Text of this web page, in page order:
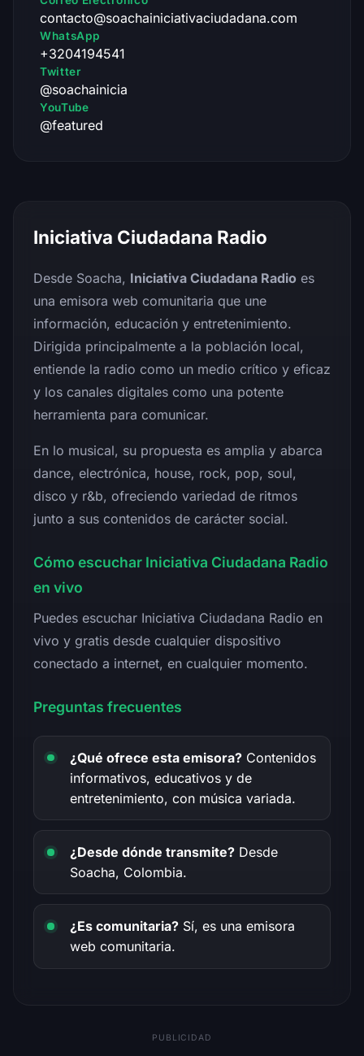
contacto@soachainiciativaciudadana.com
WhatsApp
+3204194541
Twitter
@soachainicia
YouTube
@featured
Iniciativa Ciudadana Radio
Desde Soacha, Iniciativa Ciudadana Radio es
una emisora web comunitaria que une
información, educación y entretenimiento.
Dirigida principalmente a la población local,
entiende la radio como un medio crítico y eficaz
y los canales digitales como una potente
herramienta para comunicar.
En lo musical, su propuesta es amplia y abarca
dance, electrónica, house, rock, pop, soul,
disco y r&b, ofreciendo variedad de ritmos
junto a sus contenidos de carácter social.
Cómo escuchar Iniciativa Ciudadana Radio
en vivo
Puedes escuchar Iniciativa Ciudadana Radio en
vivo y gratis desde cualquier dispositivo
conectado a internet, en cualquier momento.
Preguntas frecuentes
¿Qué ofrece esta emisora? Contenidos
informativos, educativos y de
entretenimiento, con música variada.
¿Desde dónde transmite? Desde
Soacha, Colombia.
¿Es comunitaria? Sí, es una emisora
web comunitaria.
PUBLICIDAD